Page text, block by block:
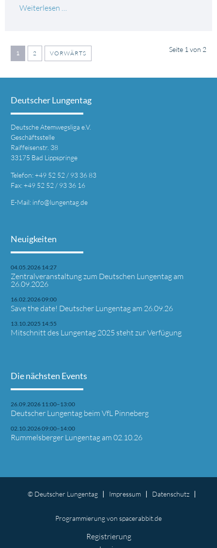
Weiterlesen …
Lungentages
24.
2025
Seite 1 von 2
1 2 VORWÄRTS
Deutscher Lungentag
Deutsche Atemwegsliga e.V.
Geschäftsstelle
Raiffeisenstr. 38
33175 Bad Lippspringe
Telefon: +49 52 52 / 93 36 83
Fax: +49 52 52 / 93 36 16
E-Mail: info@lungentag.de
Neuigkeiten
04.05.2026 14:27
Zentralveranstaltung zum Deutschen Lungentag am
26.09.2026
16.02.2026 09:00
Save the date! Deutscher Lungentag am 26.09.26
13.10.2025 14:55
Mitschnitt des Lungentag 2025 steht zur Verfügung
Die nächsten Events
26.09.2026 11:00–13:00
Deutscher Lungentag beim VfL Pinneberg
02.10.2026 09:00–14:00
Rummelsberger Lungentag am 02.10.26
© Deutscher Lungentag Impressum Datenschutz
Programmierungvon spacerabbit.de
Navigation
überspringen
Registrierung